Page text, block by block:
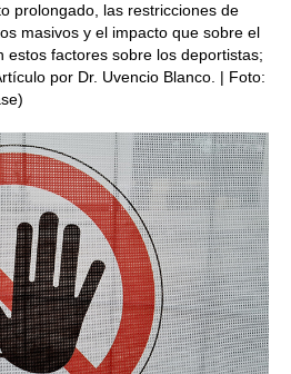
prolongado, las restricciones de
masivos y el impacto que sobre el
estos factores sobre los deportistas;
por Dr. Uvencio Blanco. | Foto: